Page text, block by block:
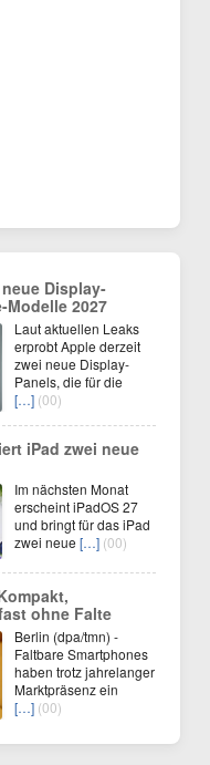
Display-
Modelle 2027
Laut aktuellen Leaks
erprobt Apple derzeit
zwei neue Display-
Panels, die für die
[…] (00)
iPad zwei neue
Im nächsten Monat
erscheint iPadOS 27
und bringt für das iPad
zwei neue […] (00)
ohne Falte
Berlin (dpa/tmn) -
Faltbare Smartphones
haben trotz jahrelanger
Marktpräsenz ein
[…] (00)